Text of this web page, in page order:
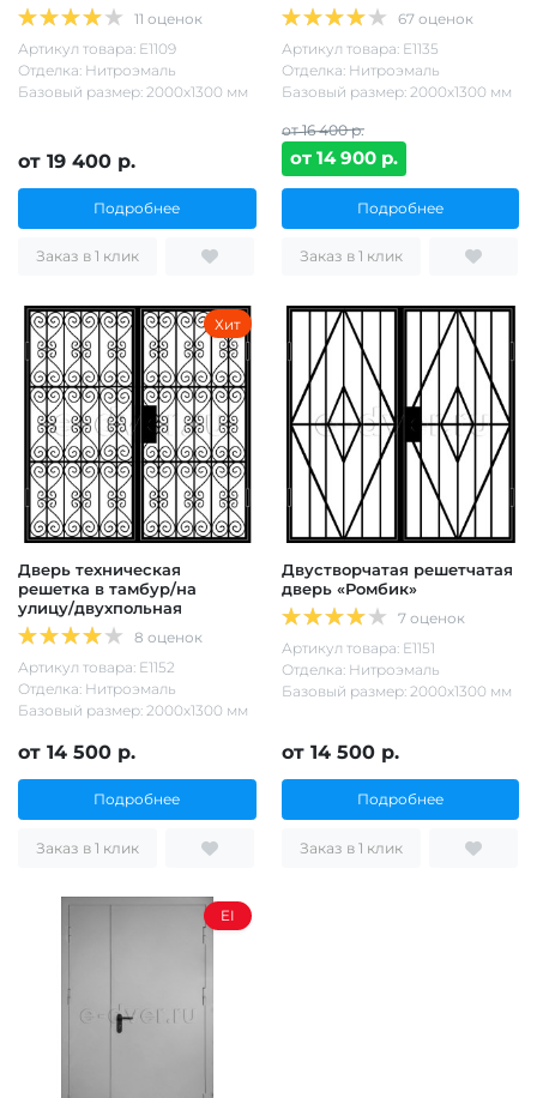
11 оценок
Артикул товара: Е1109
Отделка: Нитроэмаль
Базовый размер: 2000х1300 мм
от 19 400 р.
Подробнее
Заказ в 1 клик
67 оценок
Артикул товара: Е1135
Отделка: Нитроэмаль
Базовый размер: 2000х1300 мм
от 16 400 р.
от 14 900 р.
Подробнее
Заказ в 1 клик
Хит
Дверь техническая
решетка в тамбур/на
улицу/двухпольная
8 оценок
Артикул товара: Е1152
Отделка: Нитроэмаль
Базовый размер: 2000х1300 мм
от 14 500 р.
Подробнее
Заказ в 1 клик
Двустворчатая решетчатая
дверь «Ромбик»
7 оценок
Артикул товара: Е1151
Отделка: Нитроэмаль
Базовый размер: 2000х1300 мм
от 14 500 р.
Подробнее
Заказ в 1 клик
EI